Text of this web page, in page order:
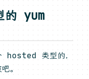
yum
hosted 类型的，
。